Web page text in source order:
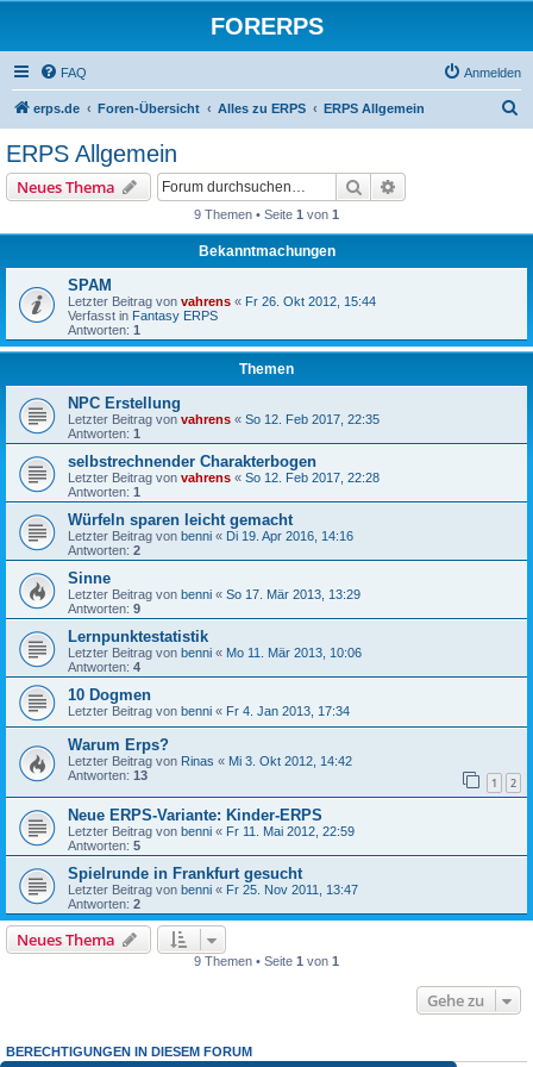
FORERPS
FAQ Anmelden
erps.de Foren-Übersicht Alles zu ERPS ERPS Allgemein
ERPS Allgemein
Neues Thema Suche
9 Themen • Seite 1 von 1
Bekanntmachungen
SPAM
Letzter Beitrag von vahrens « Fr 26. Okt 2012, 15:44
Verfasst in Fantasy ERPS
Antworten: 1
Themen
NPC Erstellung
Letzter Beitrag von vahrens « So 12. Feb 2017, 22:35
Antworten: 1
selbstrechnender Charakterbogen
Letzter Beitrag von vahrens « So 12. Feb 2017, 22:28
Antworten: 1
Würfeln sparen leicht gemacht
Letzter Beitrag von benni « Di 19. Apr 2016, 14:16
Antworten: 2
Sinne
Letzter Beitrag von benni « So 17. Mär 2013, 13:29
Antworten: 9
Lernpunktestatistik
Letzter Beitrag von benni « Mo 11. Mär 2013, 10:06
Antworten: 4
10 Dogmen
Letzter Beitrag von benni « Fr 4. Jan 2013, 17:34
Warum Erps?
Letzter Beitrag von Rinas « Mi 3. Okt 2012, 14:42
Antworten: 13 1 2
Neue ERPS-Variante: Kinder-ERPS
Letzter Beitrag von benni « Fr 11. Mai 2012, 22:59
Antworten: 5
Spielrunde in Frankfurt gesucht
Letzter Beitrag von benni « Fr 25. Nov 2011, 13:47
Antworten: 2
Neues Thema
9 Themen • Seite 1 von 1
Gehe zu
BERECHTIGUNGEN IN DIESEM FORUM